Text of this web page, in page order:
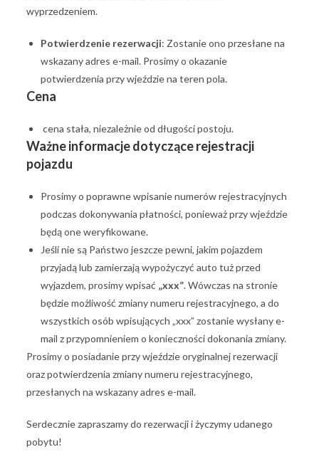
wyprzedzeniem.
Potwierdzenie rezerwacji: Zostanie ono przesłane na
wskazany adres e-mail. Prosimy o okazanie
potwierdzenia przy wjeździe na teren pola.
Cena
cena stała, niezależnie od długości postoju.
Ważne informacje dotyczące rejestracji
pojazdu
Prosimy o poprawne wpisanie numerów rejestracyjnych
podczas dokonywania płatności, ponieważ przy wjeździe
będą one weryfikowane.
Jeśli nie są Państwo jeszcze pewni, jakim pojazdem
przyjadą lub zamierzają wypożyczyć auto tuż przed
wyjazdem, prosimy wpisać „xxx”. Wówczas na stronie
będzie możliwość zmiany numeru rejestracyjnego, a do
wszystkich osób wpisujących „xxx” zostanie wysłany e-
mail z przypomnieniem o konieczności dokonania zmiany.
Prosimy o posiadanie przy wjeździe oryginalnej rezerwacji
oraz potwierdzenia zmiany numeru rejestracyjnego,
przesłanych na wskazany adres e-mail.
Serdecznie zapraszamy do rezerwacji i życzymy udanego
pobytu!